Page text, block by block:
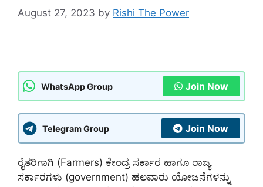
August 27, 2023 by Rishi The Power
WhatsApp Group Join Now
Telegram Group Join Now
ರೈತರಿಗಾಗಿ (Farmers) ಕೇಂದ್ರ ಸರ್ಕಾರ ಹಾಗೂ ರಾಜ್ಯ
ಸರ್ಕಾರಗಳು (government) ಹಲವಾರು ಯೋಜನೆಗಳನ್ನು